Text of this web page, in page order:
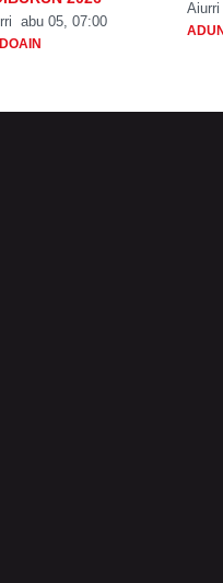
abu 05, 07:00
Aiurri